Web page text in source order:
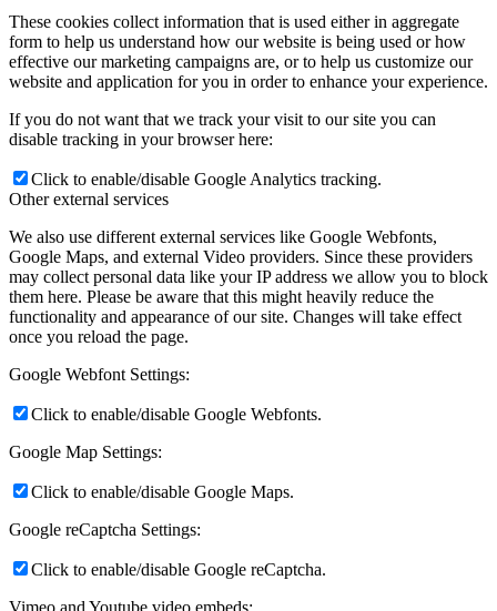
These cookies collect information that is used either in aggregate
form to help us understand how our website is being used or how
effective our marketing campaigns are, or to help us customize our
website and application for you in order to enhance your experience.
If you do not want that we track your visit to our site you can
disable tracking in your browser here:
Click to enable/disable Google Analytics tracking.
Other external services
We also use different external services like Google Webfonts,
Google Maps, and external Video providers. Since these providers
may collect personal data like your IP address we allow you to block
them here. Please be aware that this might heavily reduce the
functionality and appearance of our site. Changes will take effect
once you reload the page.
Google Webfont Settings:
Click to enable/disable Google Webfonts.
Google Map Settings:
Click to enable/disable Google Maps.
Google reCaptcha Settings:
Click to enable/disable Google reCaptcha.